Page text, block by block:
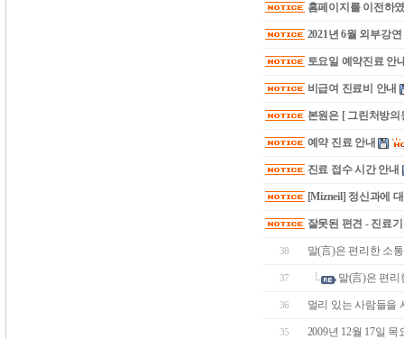
홈페이지를 이전하
2021년 6월 외부강
토요일 예약진료 안
비급여 진료비 안내
본원은 [ 그린처방의
예약 진료 안내
진료 접수 시간 안내
[Mizneil] 정신과에
잘못된 편견 - 진료
38 말(言)은 편리한 소
37 말(言)은 편
36 멀리 있는 사람들을
35 2009년 12월 17일